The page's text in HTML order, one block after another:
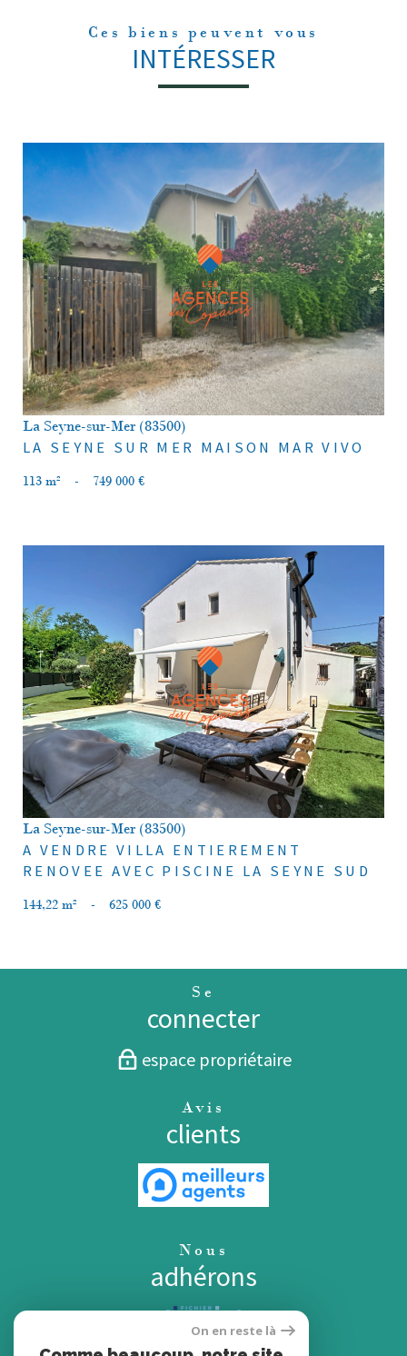
Ces biens peuvent vous
INTÉRESSER
voir le bien
La Seyne-sur-Mer (83500)
LA SEYNE SUR MER MAISON MAR VIVO
113 m² - 749 000 €
voir le bien
La Seyne-sur-Mer (83500)
A VENDRE VILLA ENTIEREMENT
RENOVEE AVEC PISCINE LA SEYNE SUD
144,22 m² - 625 000 €
Se
connecter
espace propriétaire
Avis
clients
Nous
adhérons
On en reste là